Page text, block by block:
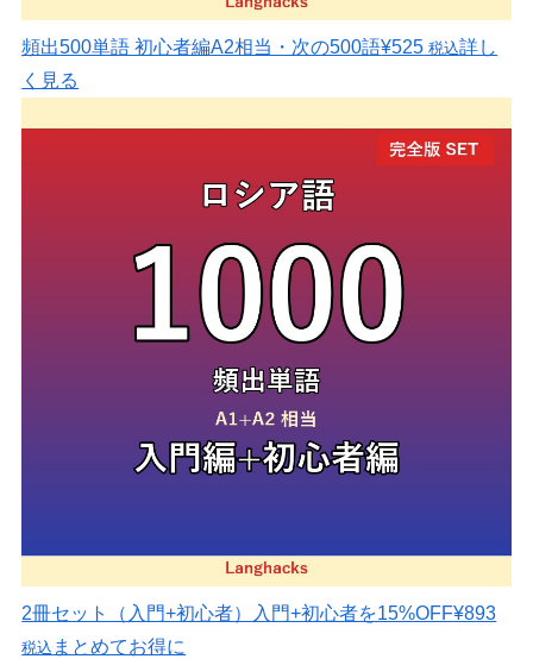
頻出500単語 初心者編A2相当・次の500語¥525 税込詳し
く見る
2冊セット（入門+初心者） 入門+初心者を15%OFF¥893
税込 まとめてお得に